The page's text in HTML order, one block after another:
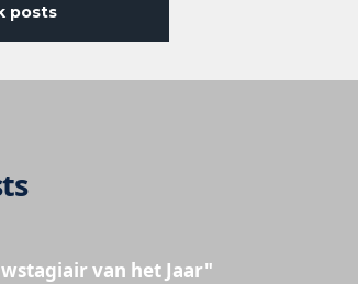
posts
van het Jaar"